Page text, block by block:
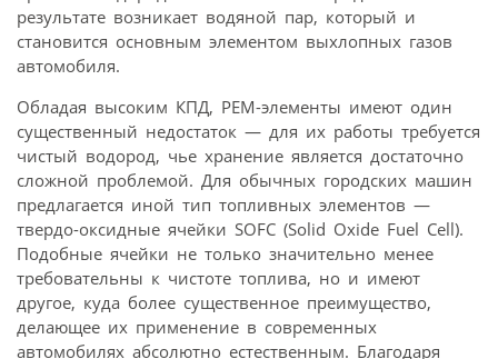
результате возникает водяной пар, который и
становится основным элементом выхлопных газов
автомобиля.
Обладая высоким КПД, РЕМ-элементы имеют один
существенный недостаток — для их работы требуется
чистый водород, чье хранение является достаточно
сложной проблемой. Для обычных городских машин
предлагается иной тип топливных элементов —
твердо-оксидные ячейки SOFC (Solid Oxide Fuel Cell).
Подобные ячейки не только значительно менее
требовательны к чистоте топлива, но и имеют
другое, куда более существенное преимущество,
делающее их применение в современных
автомобилях абсолютно естественным. Благодаря